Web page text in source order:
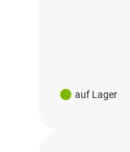
auf Lager